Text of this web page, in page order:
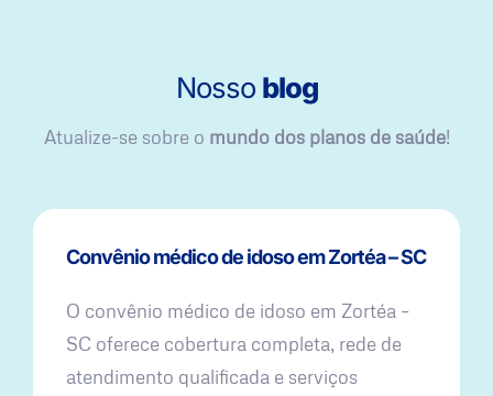
Nosso blog
Atualize-se sobre o mundo dos planos de saúde!
Convênio médico de idoso em Zortéa – SC
O convênio médico de idoso em Zortéa –
SC oferece cobertura completa, rede de
atendimento qualificada e serviços